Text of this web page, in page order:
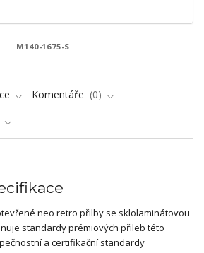
M140-1675-S
Komentáře
0
neo retro přilby se sklolaminátovou
standardy prémiových přileb této
a certifikační standardy